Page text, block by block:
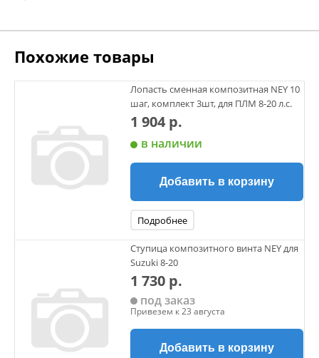
Похожие товары
Лопасть сменная композитная NEY 10
шаг, комплект 3шт, для ПЛМ 8-20 л.с.
1 904 р.
в наличии
Добавить в корзину
Подробнее
Ступица композитного винта NEY для
Suzuki 8-20
1 730 р.
под заказ
Привезем к 23 августа
Добавить в корзину